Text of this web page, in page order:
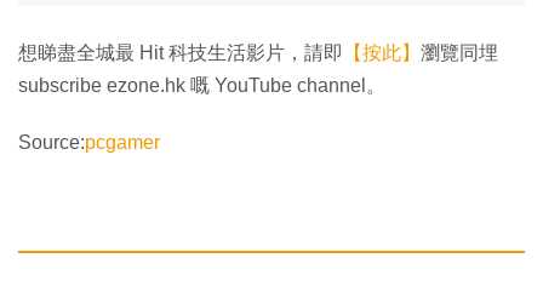
想睇盡全城最 Hit 科技生活影片，請即 【按此】 瀏覽同埋
subscribe ezone.hk 嘅 YouTube channel。
Source:pcgamer